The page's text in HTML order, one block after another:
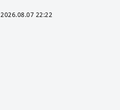
2026.08.07 22:22